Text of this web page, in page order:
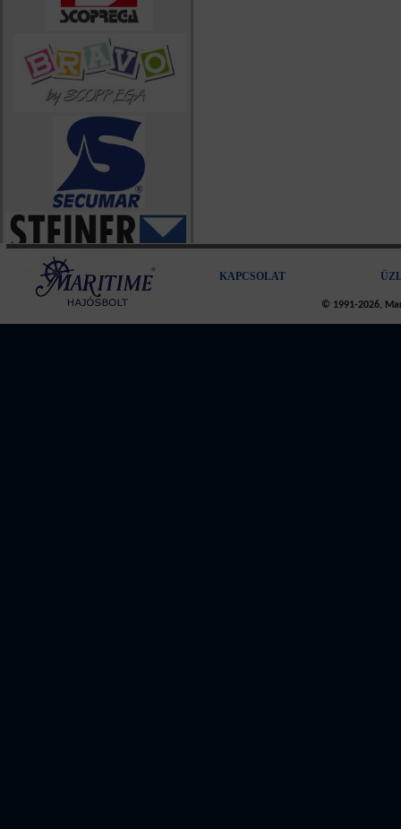
KAPCSOLAT
© 1991-2026,